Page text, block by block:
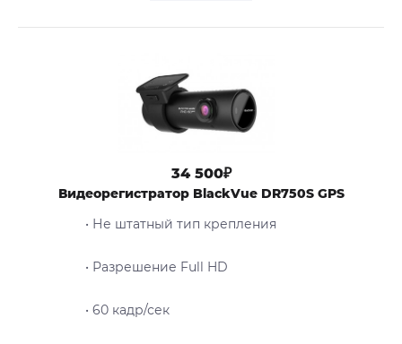
34 500₽
Видеорегистратор BlackVue DR750S GPS
• Не штатный тип крепления
• Разрешение Full HD
• 60 кадр/сек